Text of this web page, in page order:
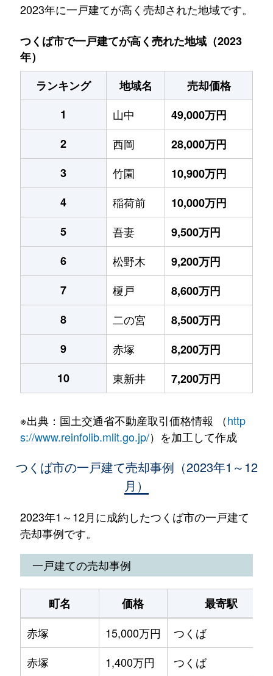
2023年に一戸建てが高く売却された地域です。
つくば市で一戸建てが高く売れた地域（2023
年）
ランキング
地域名
売却価格
1
山中
49,000万円
2
西岡
28,000万円
3
竹園
10,900万円
4
稲荷前
10,000万円
5
吾妻
9,500万円
6
松野木
9,200万円
7
榎戸
8,600万円
8
二の宮
8,500万円
9
赤塚
8,200万円
10
東新井 7,200万円
※出典：国土交通省不動産取引価格情報 （http
s://www.reinfolib.mlit.go.jp/）を加工して作成
つくば市の一戸建て売却事例（2023年1～12
月）
2023年1～12月に成約したつくば市の一戸建て
売却事例です。
一戸建ての売却事例
町名 価格
最寄駅
赤塚
15,000万円
つくば
赤塚
1,400万円
つくば